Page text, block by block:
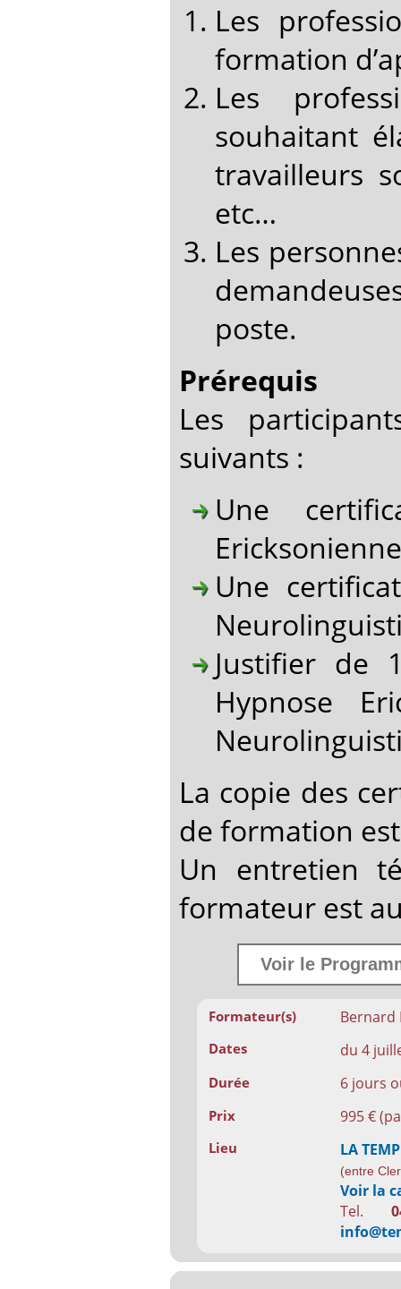
Les
formation
Les
souhaitant
travailleurs
etc…
Les
poste.
Prérequis
Les
suivants :
Une
Une
Justifier de
Hypnose
La copie des
de formation
Un entretien
formateur est
Voir le
Formateur(s) Bernard
Dates du 4
Durée 6 jours
Prix 995 €
Lieu LA
(entre
Voir la
Tel.